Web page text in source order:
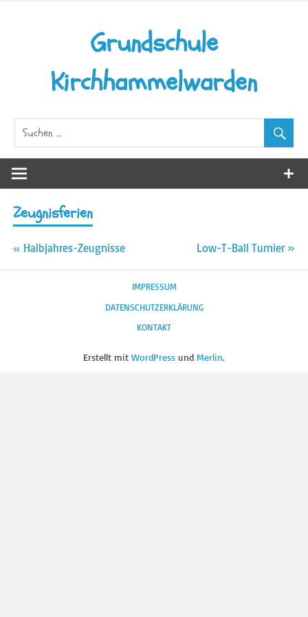
Grundschule
Kirchhammelwarden
Zeugnisferien
Beitragsnavigation
« Halbjahres-Zeugnisse Low-T-Ball Turnier »
IMPRESSUM
DATENSCHUTZERKLÄRUNG
KONTAKT
Erstellt mit WordPress und Merlin.